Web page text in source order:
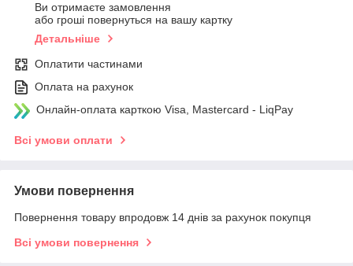
Ви отримаєте замовлення
або гроші повернуться на вашу картку
Детальніше
Оплатити частинами
Оплата на рахунок
Онлайн-оплата карткою Visa, Mastercard - LiqPay
Всі умови оплати
Умови повернення
Повернення товару впродовж 14 днів за рахунок покупця
Всі умови повернення